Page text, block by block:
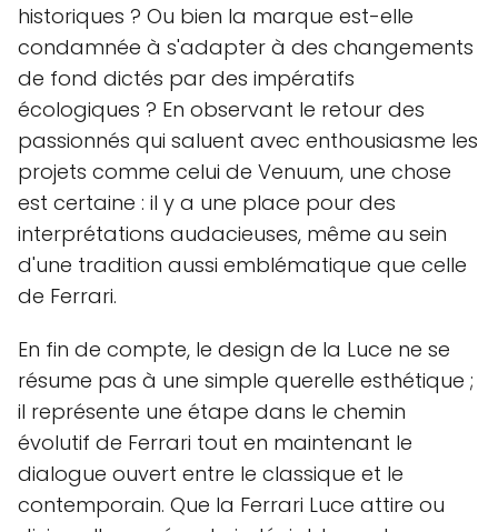
historiques ? Ou bien la marque est-elle
condamnée à s'adapter à des changements
de fond dictés par des impératifs
écologiques ? En observant le retour des
passionnés qui saluent avec enthousiasme les
projets comme celui de Venuum, une chose
est certaine : il y a une place pour des
interprétations audacieuses, même au sein
d'une tradition aussi emblématique que celle
de Ferrari.
En fin de compte, le design de la Luce ne se
résume pas à une simple querelle esthétique ;
il représente une étape dans le chemin
évolutif de Ferrari tout en maintenant le
dialogue ouvert entre le classique et le
contemporain. Que la Ferrari Luce attire ou